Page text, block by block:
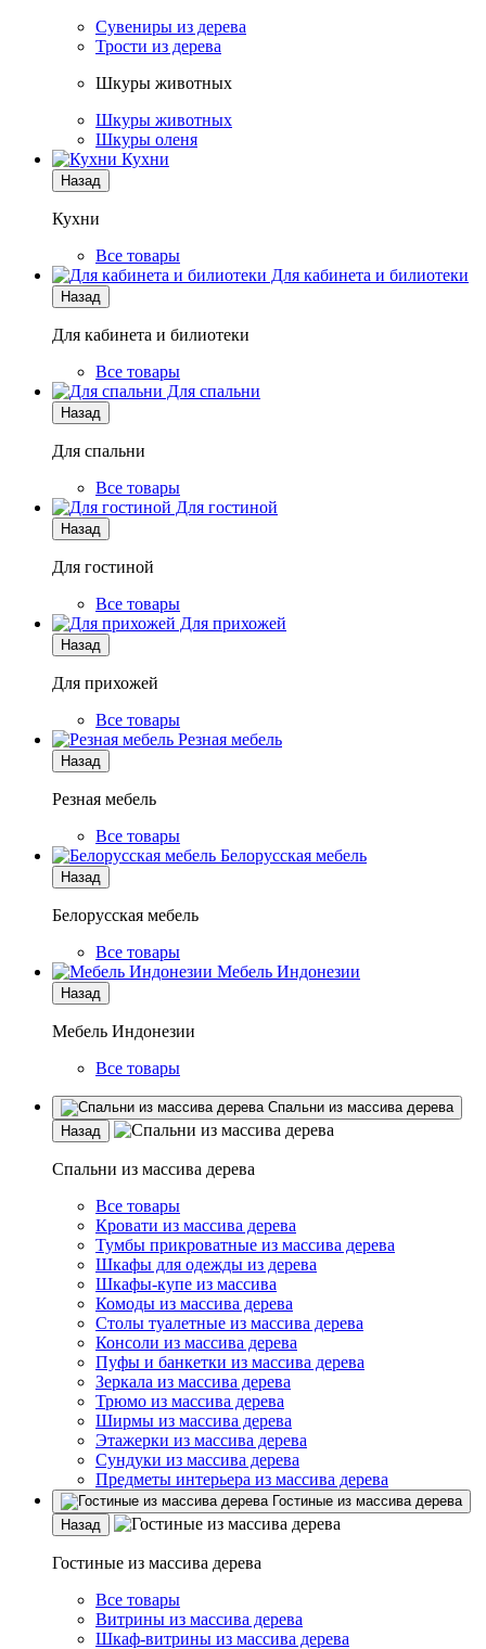
Сувениры из дерева
Трости из дерева
Шкуры животных
Шкуры животных
Шкуры оленя
Кухни
Назад
Кухни
Все товары
Для кабинета и билиотеки
Назад
Для кабинета и билиотеки
Все товары
Для спальни
Назад
Для спальни
Все товары
Для гостиной
Назад
Для гостиной
Все товары
Для прихожей
Назад
Для прихожей
Все товары
Резная мебель
Назад
Резная мебель
Все товары
Белорусская мебель
Назад
Белорусская мебель
Все товары
Мебель Индонезии
Назад
Мебель Индонезии
Все товары
Спальни из массива дерева
Назад
Спальни из массива дерева
Все товары
Кровати из массива дерева
Тумбы прикроватные из массива дерева
Шкафы для одежды из дерева
Шкафы-купе из массива
Комоды из массива дерева
Столы туалетные из массива дерева
Консоли из массива дерева
Пуфы и банкетки из массива дерева
Зеркала из массива дерева
Трюмо из массива дерева
Ширмы из массива дерева
Этажерки из массива дерева
Сундуки из массива дерева
Предметы интерьера из массива дерева
Гостиные из массива дерева
Назад
Гостиные из массива дерева
Все товары
Витрины из массива дерева
Шкаф-витрины из массива дерева